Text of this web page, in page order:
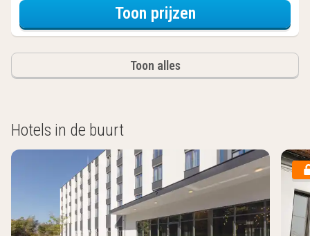
Toon prijzenvoor Standaard
Toon alles
Hotels in de buurt